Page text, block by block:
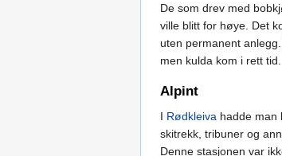
De som drev med
ville blitt for høye. Det
uten permanent
men kulda kom i rett tid.
Alpint
I Rødkleiva hadde man
skitrekk, tribuner og
Denne stasjonen var